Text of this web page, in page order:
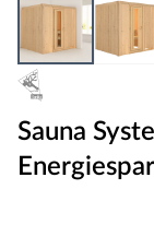
Sauna